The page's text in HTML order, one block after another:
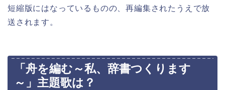
短縮版にはなっているものの、再編集されたうえで放
送されます。
「舟を編む～私、辞書つくります
～」主題歌は？